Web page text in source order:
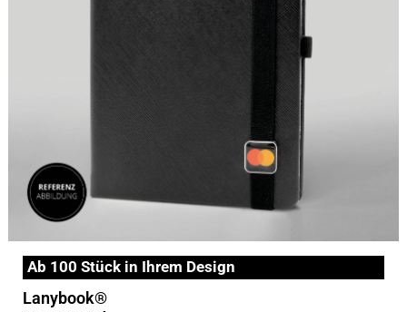
Ab 100 Stück in Ihrem Design
Lanybook®